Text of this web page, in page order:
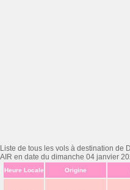
Liste de tous les vols à destination de
AIR en date du dimanche 04 janvier
Heure Locale Origine